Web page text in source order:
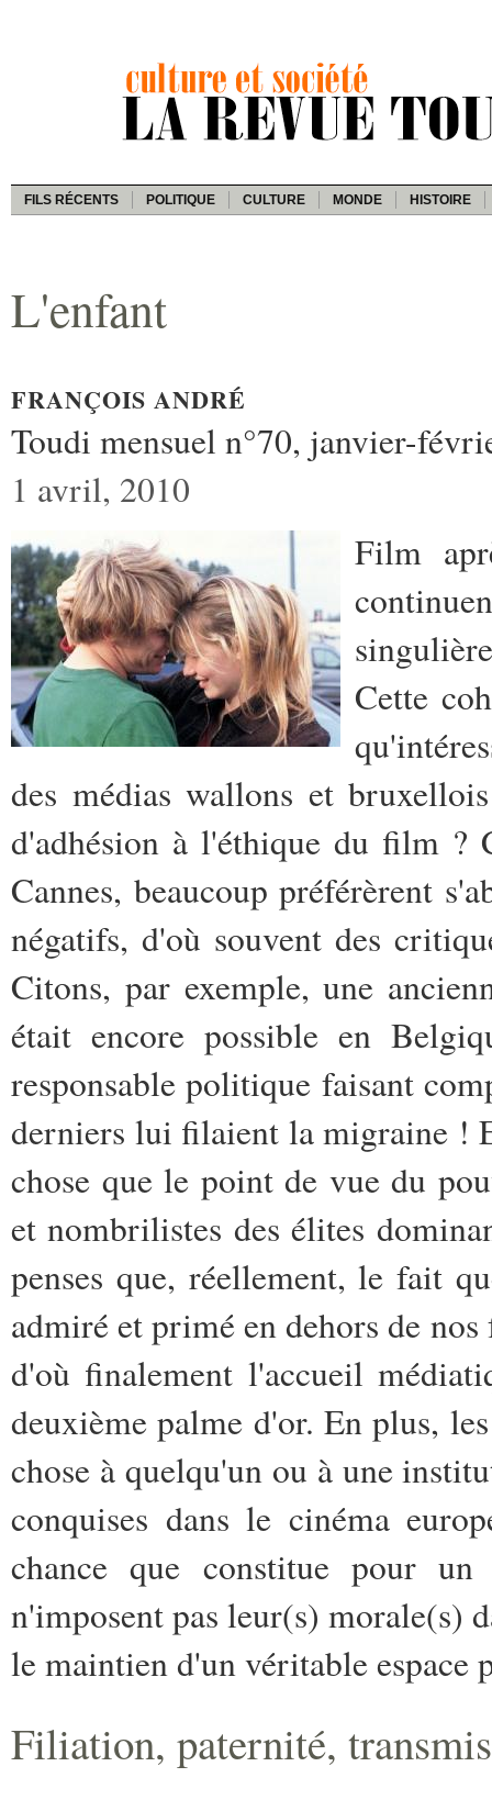
FILS RÉCENTS POLITIQUE CULTURE MONDE HISTOIRE
L'enfant
FRANÇOIS ANDRÉ
Toudi mensuel n°70, janvier-
1 avril, 2010
Film
Cette
des médias wallons et
d'adhésion à l'éthique du film ?
Cannes, beaucoup préférèrent
négatifs, d'où souvent des
Citons, par exemple, une
était encore possible en
responsable politique faisant
derniers lui filaient la migraine !
chose que le point de vue du
et nombrilistes des élites
penses que, réellement, le fait
admiré et primé en dehors de
d'où finalement l'accueil
deuxième palme d'or. En plus,
chose à quelqu'un ou à une
conquises dans le cinéma
chance que constitue pour
n'imposent pas leur(s) morale(s)
le maintien d'un véritable espace
Filiation, paternité,